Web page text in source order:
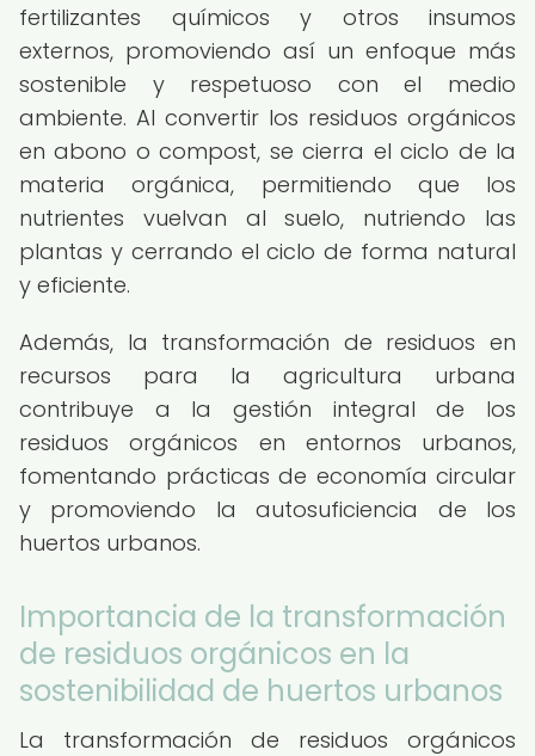
fertilizantes químicos y otros insumos
externos, promoviendo así un enfoque más
sostenible y respetuoso con el medio
ambiente. Al convertir los residuos orgánicos
en abono o compost, se cierra el ciclo de la
materia orgánica, permitiendo que los
nutrientes vuelvan al suelo, nutriendo las
plantas y cerrando el ciclo de forma natural
y eficiente.
Además, la transformación de residuos en
recursos para la agricultura urbana
contribuye a la gestión integral de los
residuos orgánicos en entornos urbanos,
fomentando prácticas de economía circular
y promoviendo la autosuficiencia de los
huertos urbanos.
Importancia de la transformación
de residuos orgánicos en la
sostenibilidad de huertos urbanos
La transformación de residuos orgánicos